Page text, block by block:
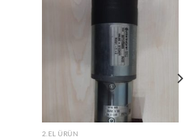
2.EL ÜRÜN